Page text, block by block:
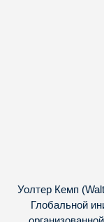
Уолтер Кемп
Глобальной